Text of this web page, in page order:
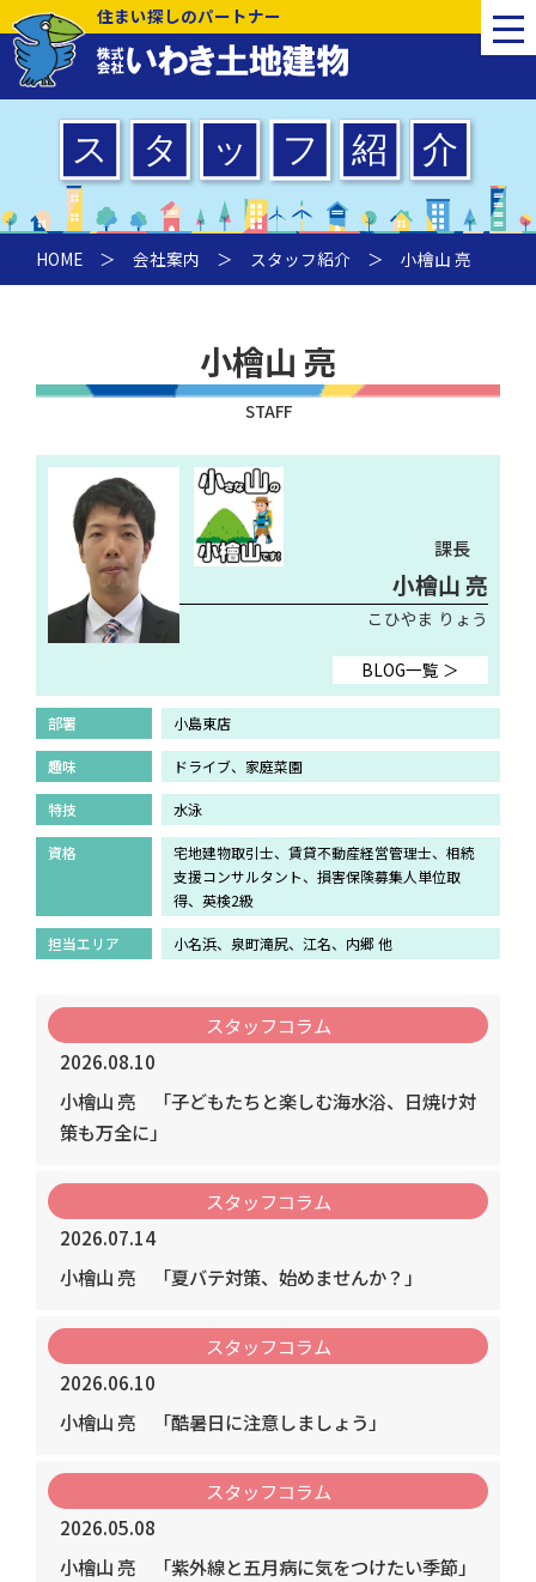
住まい探しのパートナー
HOME ＞ 会社案内 ＞ スタッフ紹介 ＞ 小檜山 亮
小檜山 亮
STAFF
課長
小檜山 亮
こひやま りょう
BLOG一覧 ＞
部署 小島東店
趣味 ドライブ、家庭菜園
特技 水泳
資格
宅地建物取引士、賃貸不動産経営管理士、相続
支援コンサルタント、損害保険募集人単位取
得、英検2級
担当エリア 小名浜、泉町滝尻、江名、内郷 他
スタッフコラム
2026.08.10
小檜山 亮
「子どもたちと楽しむ海水浴、日焼け対
策も万全に」
スタッフコラム
2026.07.14
小檜山 亮
「夏バテ対策、始めませんか？」
スタッフコラム
2026.06.10
小檜山 亮
「酷暑日に注意しましょう」
スタッフコラム
2026.05.08
小檜山 亮
「紫外線と五月病に気をつけたい季節」